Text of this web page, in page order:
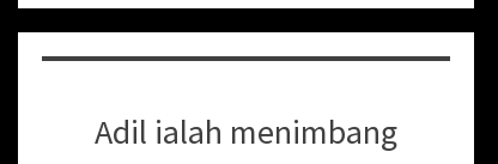
Adil ialah menimbang